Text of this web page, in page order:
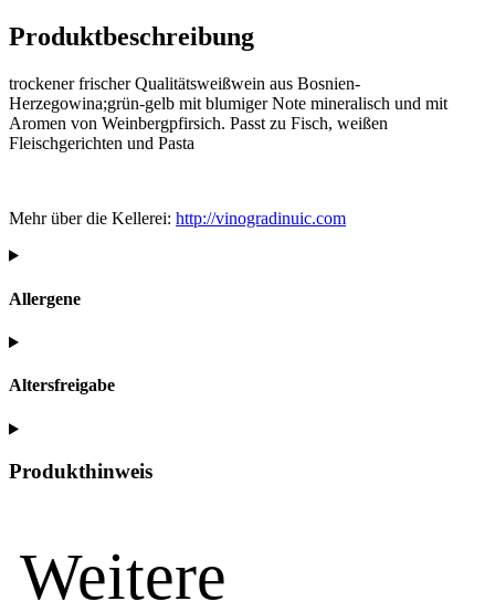
Produktbeschreibung
trockener frischer Qualitätsweißwein aus Bosnien-
Herzegowina;grün-gelb mit blumiger Note mineralisch und mit
Aromen von Weinbergpfirsich. Passt zu Fisch, weißen
Fleischgerichten und Pasta
Mehr über die Kellerei: http://vinogradinuic.com
Allergene
Altersfreigabe
Produkthinweis
Weitere